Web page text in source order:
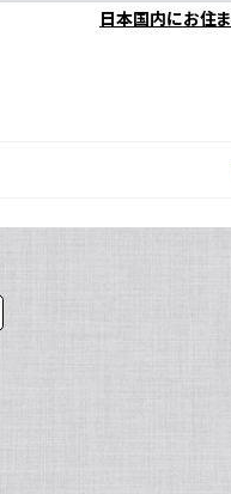
日本国内にお住